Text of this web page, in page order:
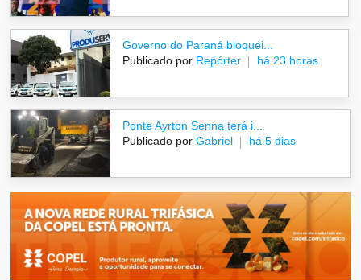
Governo do Paraná bloquei...
Publicado por Repórter há 23 horas
Ponte Ayrton Senna terá i...
Publicado por Gabriel há 5 dias